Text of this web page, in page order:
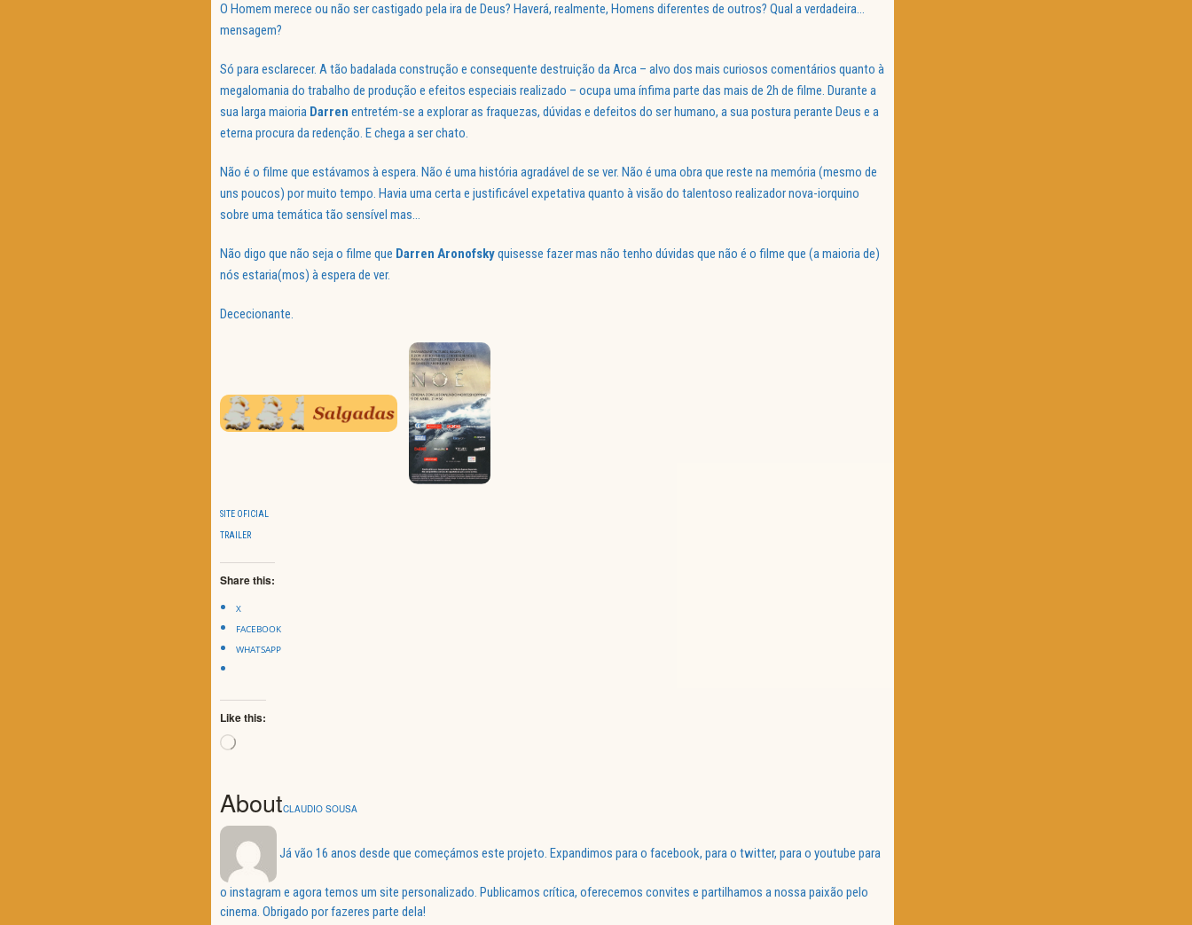
O Homem merece ou não ser castigado pela ira de Deus? Haverá, realmente, Homens diferentes de outros? Qual a verdadeira…
mensagem?
Só para esclarecer. A tão badalada construção e consequente destruição da Arca – alvo dos mais curiosos comentários quanto à
megalomania do trabalho de produção e efeitos especiais realizado – ocupa uma ínfima parte das mais de 2h de filme. Durante a
sua larga maioria Darren entretém-se a explorar as fraquezas, dúvidas e defeitos do ser humano, a sua postura perante Deus e a
eterna procura da redenção. E chega a ser chato.
Não é o filme que estávamos à espera. Não é uma história agradável de se ver. Não é uma obra que reste na memória (mesmo de
uns poucos) por muito tempo. Havia uma certa e justificável expetativa quanto à visão do talentoso realizador nova-iorquino
sobre uma temática tão sensível mas…
Não digo que não seja o filme que Darren Aronofskyquisesse fazer mas não tenho dúvidas que não é o filme que (a maioria de)
nós estaria(mos) à espera de ver.
Dececionante.
SITE OFICIAL
TRAILER
Share this:
X
FACEBOOK
WHATSAPP
Like this:
Loading…
AboutCLAUDIO SOUSA
Já vão 16 anos desde que começámos este projeto. Expandimos para o facebook, para o twitter, para o youtube para
o instagram e agora temos um site personalizado. Publicamos crítica, oferecemos convites e partilhamos a nossa paixão pelo
cinema. Obrigado por fazeres parte dela!